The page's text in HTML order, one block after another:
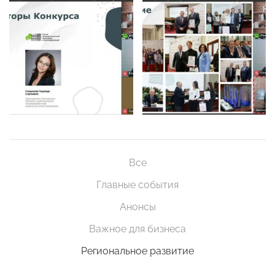
Все
Главные события
Анонсы
Важное для бизнеса
Региональное развитие